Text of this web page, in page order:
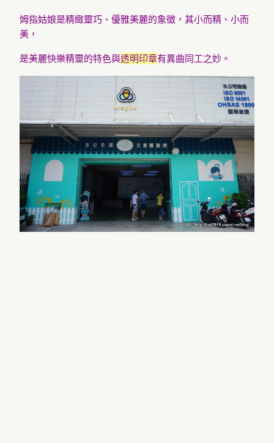
姆指姑娘是精緻靈巧、優雅美麗的象徵，其小而精、小而
美，
是美麗快樂精靈的特色與透明印章有異曲同工之妙。